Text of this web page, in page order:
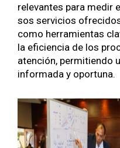
rel­e­vantes para medir
sos ser­vi­cios
como her­ramien­tas
la efi­cien­cia de los
aten­ción, per­mi­tien­do
infor­ma­da y opor­tu­na.